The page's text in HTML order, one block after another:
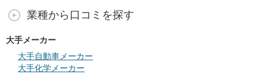
業種から口コミを探す
大手メーカー
大手自動車メーカー
大手化学メーカー